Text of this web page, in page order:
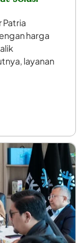
Patria
harga
layanan